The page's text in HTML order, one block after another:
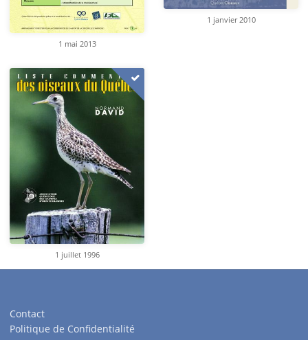
1 mai 2013
1 janvier 2010
1 juillet 1996
Contact
Politique de Confidentialité